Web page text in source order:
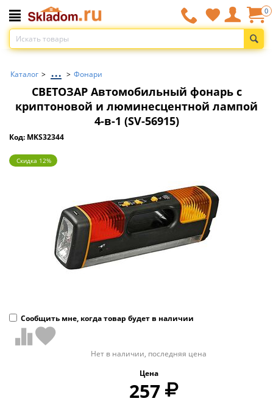
0
Каталог > ... > Фонари
СВЕТОЗАР Автомобильный фонарь с
криптоновой и люминесцентной лампой
4-в-1 (SV-56915)
Код: MKS32344
Скидка 12%
Сообщить мне, когда товар будет в наличии
Нет в наличии, последняя цена
Цена
257